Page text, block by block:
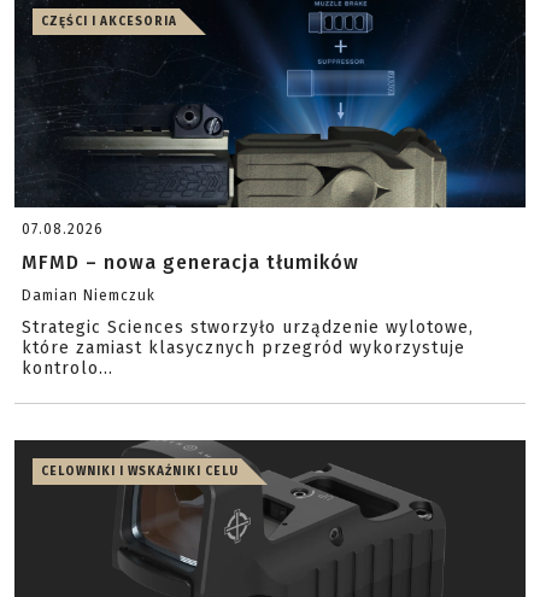
CZĘŚCI I AKCESORIA
07.08.2026
MFMD – nowa generacja tłumików
Damian Niemczuk
Strategic Sciences stworzyło urządzenie wylotowe,
które zamiast klasycznych przegród wykorzystuje
kontrolo...
CELOWNIKI I WSKAŹNIKI CELU